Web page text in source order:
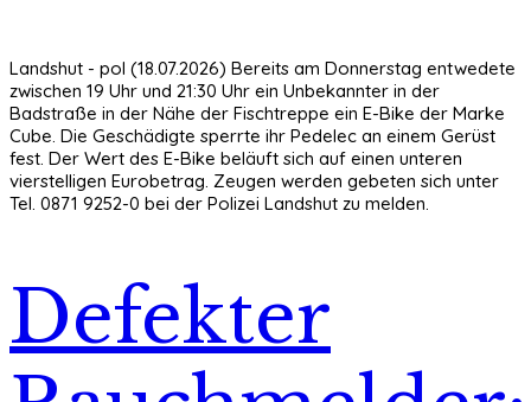
Landshut - pol (18.07.2026) Bereits am Donnerstag entwedete
zwischen 19 Uhr und 21:30 Uhr ein Unbekannter in der
Badstraße in der Nähe der Fischtreppe ein E-Bike der Marke
Cube. Die Geschädigte sperrte ihr Pedelec an einem Gerüst
fest. Der Wert des E-Bike beläuft sich auf einen unteren
vierstelligen Eurobetrag. Zeugen werden gebeten sich unter
Tel. 0871 9252-0 bei der Polizei Landshut zu melden.
Defekter